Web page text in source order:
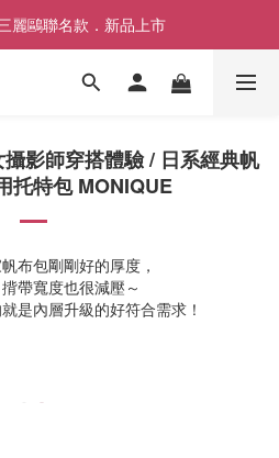
友領取專屬$50優惠券✨
麗鷗聯名款．新品上市
好友領取專屬$50優惠券✨
影師穿搭體驗 / 日系經典帆
托特包 MONIQUE
布包剛剛好的厚度，
帶寬度也很減壓～
是內層升級的好符合需求！